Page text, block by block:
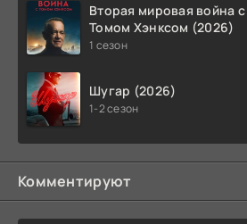
Вторая мировая война с
Томом Хэнксом (2026)
1 сезон
Шугар (2026)
1-2 сезон
Комментируют